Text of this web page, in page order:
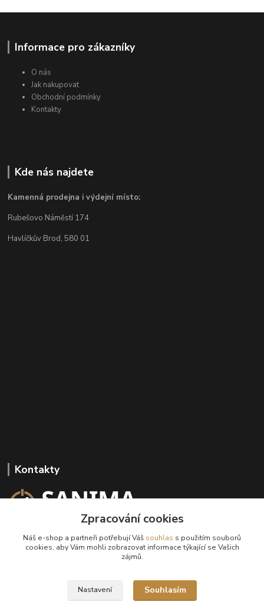
Informace pro zákazníky
O nás
Jak nakupovat
Obchodní podmínky
Kontakty
Kde nás najdete
Kamenná prodejna i výdejní místo:
Rubešovo Náměstí 174
Havlíčkův Brod, 580 01
Kontakty
+420 602 647 136
(Po-Pá, 9-18 hod.)
Zpracování cookies
Náš e-shop a partneři potřebují Váš souhlas s použitím souborů
cookies, aby Vám mohli zobrazovat informace týkající se Vašich
zájmů.
Nastavení Souhlasím